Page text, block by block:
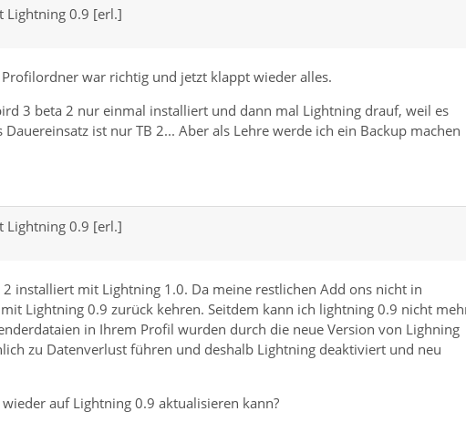
Lightning 0.9 [erl.]
war richtig und jetzt klappt wieder alles.
3 beta 2 nur einmal installiert und dann mal Lightning drauf, weil es
ist nur TB 2... Aber als Lehre werde ich ein Backup machen
Lightning 0.9 [erl.]
installiert mit Lightning 1.0. Da meine restlichen Add ons nicht in
Lightning 0.9 zurück kehren. Seitdem kann ich lightning 0.9 nicht
in Ihrem Profil wurden durch die neue Version von Lighning
zu Datenverlust führen und deshalb Lightning deaktiviert und neu
auf Lightning 0.9 aktualisieren kann?